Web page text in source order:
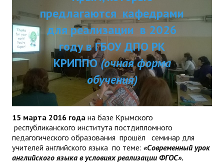
ДПО
Профессиональная переподготовка
Повышение квалификации
КОНТАКТЫ
ДПП ПК:
Актуальное
предлагаются кафедрами
для реализации в 2026
году в ГБОУ ДПО РК
КРИППО(очная форма
обучения)
15 марта 2016 года на базе Крымского
республиканского института постдипломного
педагогического образования прошёл семинар для
учителей английского языка по теме: «Современный урок
английского языка в условиях реализации ФГОС».